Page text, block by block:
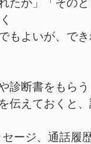
たか」「その
もよいが、で
診断書をもらう
伝えておくと
ージ、通話履